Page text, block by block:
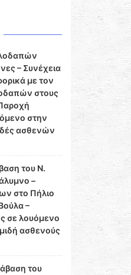
– Συνέχεια
με τον
στους
στην
ασθενών
του Ν.
–
στο Πήλιο
–
σε λουόμενο
ασθενούς
του